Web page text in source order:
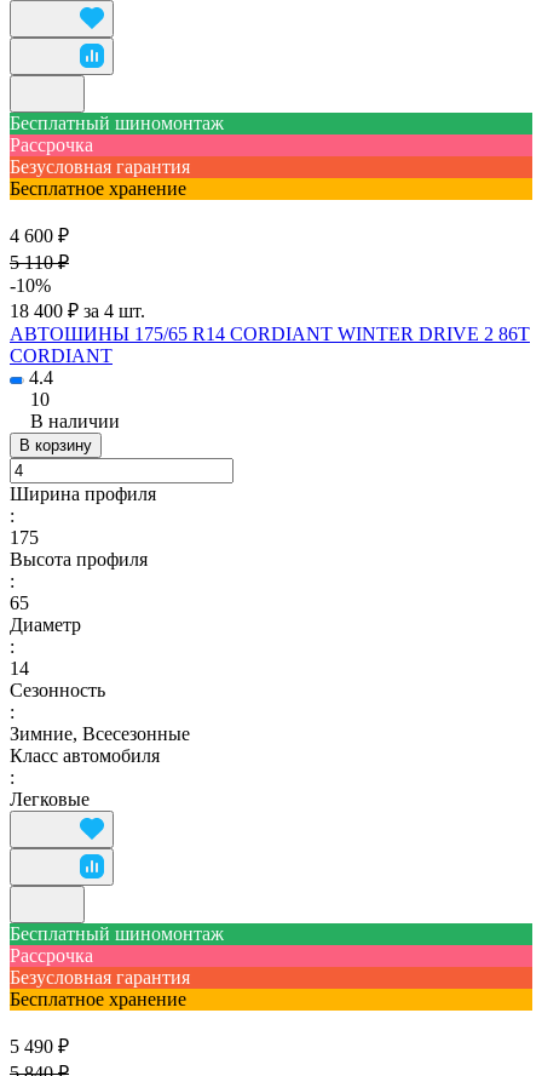
Бесплатный шиномонтаж
Рассрочка
Безусловная гарантия
Бесплатное хранение
4 600 ₽
5 110 ₽
-10%
18 400 ₽ за 4 шт.
АВТОШИНЫ 175/65 R14 CORDIANT WINTER DRIVE 2 86T
CORDIANT
4.4
10
В наличии
В корзину
Ширина профиля
:
175
Высота профиля
:
65
Диаметр
:
14
Сезонность
:
Зимние, Всесезонные
Класс автомобиля
:
Легковые
Бесплатный шиномонтаж
Рассрочка
Безусловная гарантия
Бесплатное хранение
5 490 ₽